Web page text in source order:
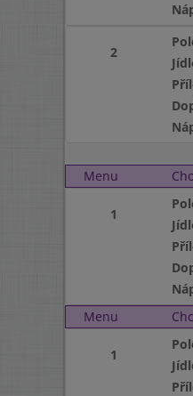
2
Menu
1
Menu
1